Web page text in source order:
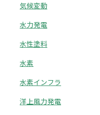
気候変動
水力発電
水性塗料
水素
水素インフラ
洋上風力発電